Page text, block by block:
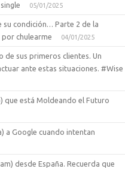
05/01/2025
su condición… Parte 2 de la
chulearme
04/01/2025
de sus primeros clientes. Un
ante estas situaciones. #Wise
que está Moldeando el Futuro
a Google cuando intentan
desde España. Recuerda que